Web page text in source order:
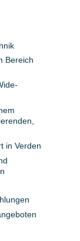
Bereich
in Verden